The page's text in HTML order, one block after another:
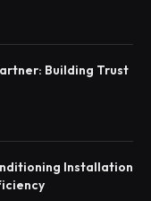
Building Trust
Installation